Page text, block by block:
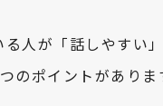
人が「話しやすい
のポイントがありま